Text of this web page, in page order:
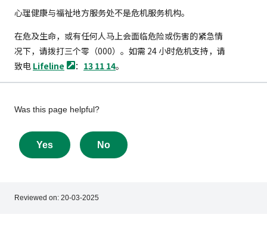
心理健康与福祉地方服务处不是危机服务机构。
在危及生命，或有任何人马上会面临危险或伤害的紧急情
况下，请拨打三个零（000）。如需 24 小时危机支持，请
致电 Lifeline ： 13 11 14。
Give
feedback
about
page
Was this page helpful?
Yes No
Reviewed on: 20-03-2025